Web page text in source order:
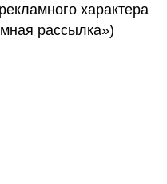
характера
рассылка»)